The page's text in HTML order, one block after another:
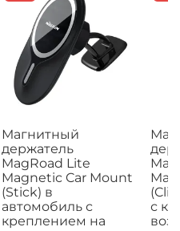
Магнитный
держатель
MagRoad Lite
Magnetic Car Mount
(Stick) в
автомобиль с
креплением на
с